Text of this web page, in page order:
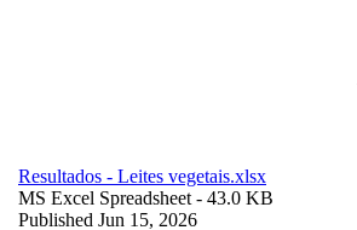
Resultados - Leites vegetais.xlsx
MS Excel Spreadsheet - 43.0 KB
Published Jun 15, 2026